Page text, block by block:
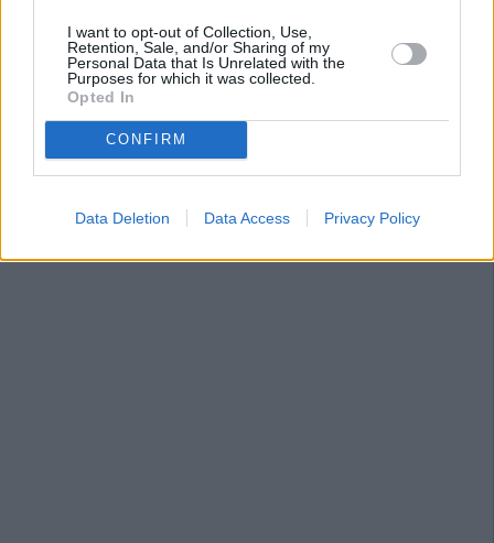
I want to opt-out of Collection, Use,
Retention, Sale, and/or Sharing of my
Personal Data that Is Unrelated with the
Purposes for which it was collected.
Opted In
CONFIRM
Data Deletion Data Access Privacy Policy